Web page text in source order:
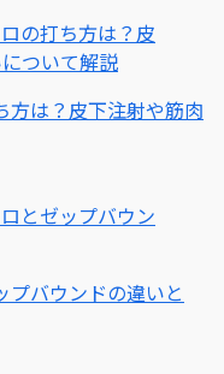
方は？皮下注射や筋肉
プバウンドの違いと